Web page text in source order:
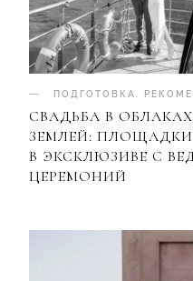
ПОДГОТОВКА
СВАДЬБА В
ЗЕМЛЕЙ:
В ЭКСКЛЮЗИВЕ С
ЦЕРЕМОНИЙ